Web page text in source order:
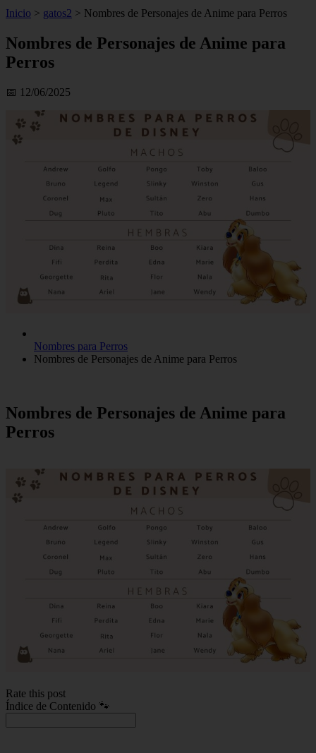
Inicio > gatos2 > Nombres de Personajes de Anime para Perros
Nombres de Personajes de Anime para
Perros
📅 12/06/2025
Nombres para Perros
Nombres de Personajes de Anime para Perros
Nombres de Personajes de Anime para
Perros
Rate this post
Índice de Contenido 🐾